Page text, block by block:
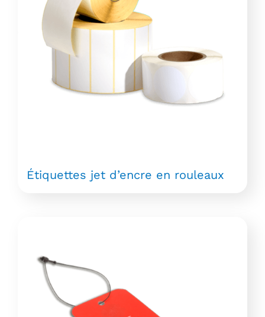
Étiquettes jet d’encre en rouleaux